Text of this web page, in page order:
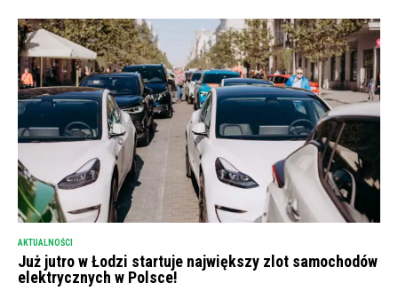
AKTUALNOŚCI
Już jutro w Łodzi startuje największy zlot samochodów
elektrycznych w Polsce!